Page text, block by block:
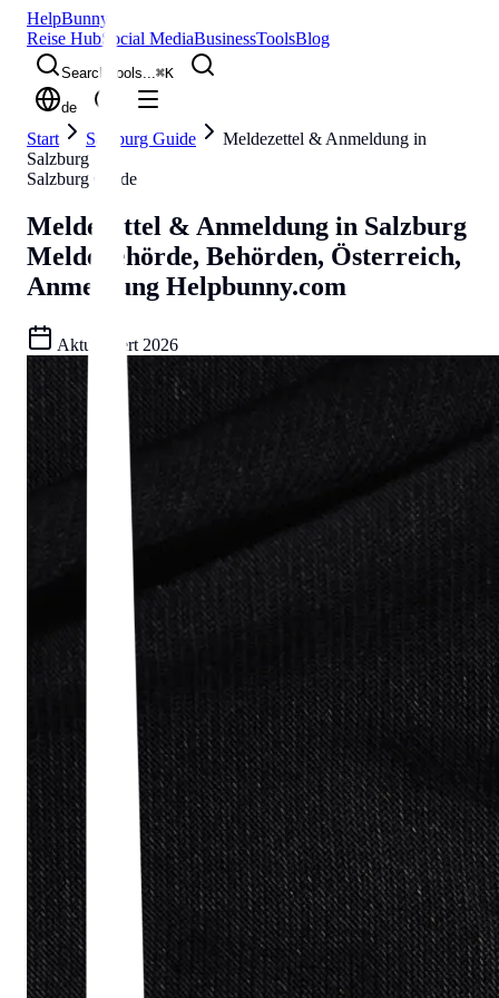
HelpBunny
Reise HubSocial MediaBusinessToolsBlog
Search tools...⌘K
de
Start Salzburg Guide
Meldezettel & Anmeldung in
Salzburg
Salzburg Guide
Meldezettel & Anmeldung in Salzburg
Meldebehörde, Behörden, Österreich,
Anmeldung Helpbunny.com
Aktualisiert 2026